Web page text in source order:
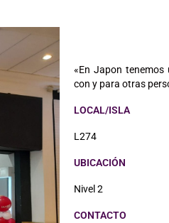
«En Japon
con y para otras
LOCAL/ISLA
L274
UBICACIÓN
Nivel 2
CONTACTO